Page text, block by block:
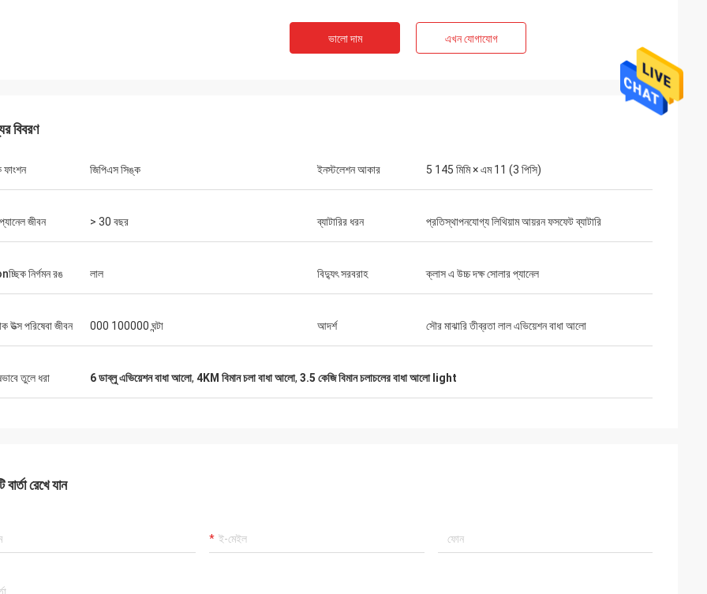
ভালো দাম এখন যোগাযোগ
বিবরণ
ফাংশন জিপিএস সিঙ্ক ইনস্টলেশন আকার 5 145 মিমি × এম 11 (3 পিসি)
জীবন > 30 বছর ব্যাটারির ধরন প্রতিস্থাপনযোগ্য লিথিয়াম আয়রন ফসফেট ব্যাটারি
নির্গমন রঙ লাল বিদ্যুৎ সরবরাহ ক্লাস এ উচ্চ দক্ষ সোলার প্যানেল
পরিষেবা জীবন 000 100000 ঘন্টা আদর্শ সৌর মাঝারি তীব্রতা লাল এভিয়েশন বাধা আলো
তুলে ধরা 6 ডাব্লু এভিয়েশন বাধা আলো, 4KM বিমান চলা বাধা আলো, 3.5 কেজি বিমান চলাচলের বাধা আলো light
বার্তা রেখে যান